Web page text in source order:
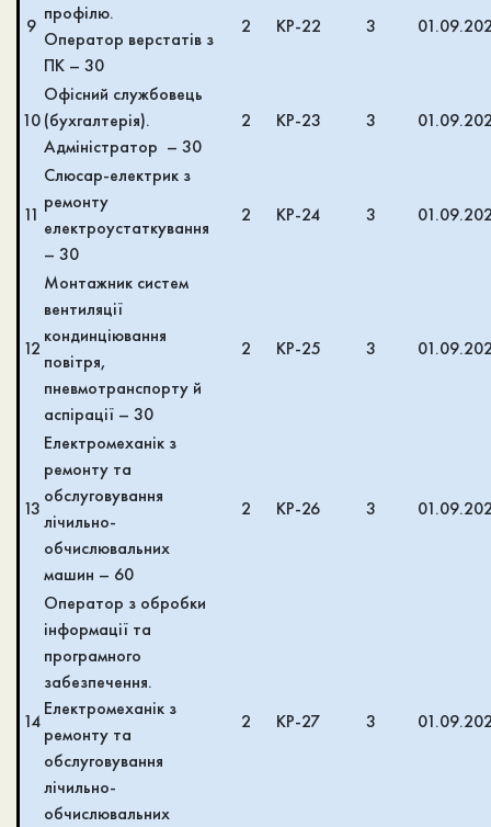
9
профілю.
Оператор верстатів з
ПК – 30
2 КР-22 3
10
Офісний службовець
(бухгалтерія).
Адміністратор – 30
2 КР-23 3
11
Слюсар-електрик з
ремонту
електроустаткування
– 30
2 КР-24 3
12
Монтажник систем
вентиляції
кондинціювання
повітря,
пневмотранспорту й
аспірації – 30
2 КР-25 3
13
Електромеханік з
ремонту та
обслуговування
лічильно-
обчислювальних
машин – 60
2 КР-26 3
14
Оператор з обробки
інформації та
програмного
забезпечення.
Електромеханік з
ремонту та
обслуговування
лічильно-
обчислювальних
2 КР-27 3